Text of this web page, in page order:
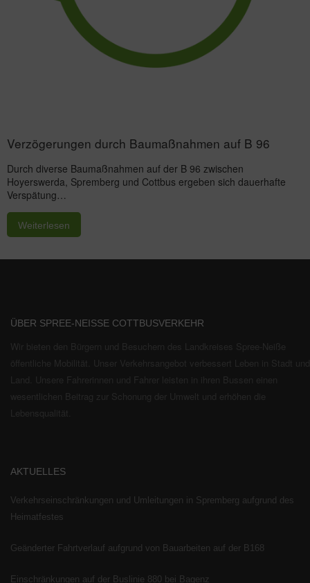
Verzögerungen durch Baumaßnahmen auf B 96
Durch diverse Baumaßnahmen auf der B 96 zwischen
Hoyerswerda, Spremberg und Cottbus ergeben sich dauerhafte
Verspätung…
Weiterlesen
ÜBER SPREE-NEISSE COTTBUSVERKEHR
AKTUELLES
Verkehrseinschränkungen und Umleitungen in Spremberg aufgrund des
Heimatfestes
Geänderter Fahrtverlauf aufgrund von Bauarbeiten auf der B168
Einschränkungen auf der Buslinie 880 bei Bagenz